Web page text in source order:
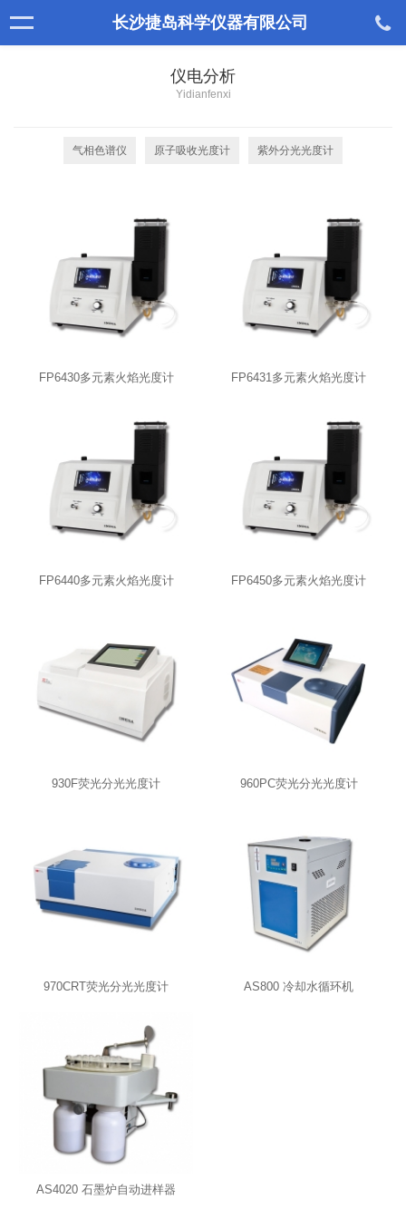
长沙捷岛科学仪器有限公司
仪电分析
Yidianfenxi
气相色谱仪 原子吸收光度计 紫外分光光度计
FP6430多元素火焰光度计 FP6431多元素火焰光度计
FP6440多元素火焰光度计 FP6450多元素火焰光度计
930F荧光分光光度计 960PC荧光分光光度计
970CRT荧光分光光度计 AS800 冷却水循环机
AS4020 石墨炉自动进样器